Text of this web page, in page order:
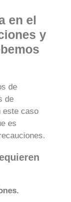
en el
y
de
de
este caso
es